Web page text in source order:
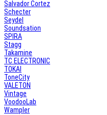
Salvador Cortez
Schecter
Seydel
Soundsation
SPIRA
Stagg
Takamine
TC ELECTRONIC
TOKAI
ToneCity
VALETON
Vintage
VoodooLab
Wampler